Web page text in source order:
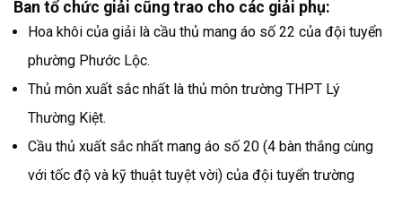
Ban tổ chức giải cũng trao cho các giải phụ:
Hoa khôi của giải là cầu thủ mang áo số 22 của đội tuyển
phường Phước Lộc.
Thủ môn xuất sắc nhất là thủ môn trường THPT Lý
Thường Kiệt.
Cầu thủ xuất sắc nhất mang áo số 20 (4 bàn thắng cùng
với tốc độ và kỹ thuật tuyệt vời) của đội tuyển trường